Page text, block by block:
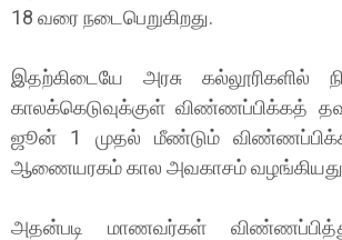
18 வரை நடைபெறுகிறது.
இதற்கிடையே அரசு கல்லூரிகளில்
காலக்கெடுவுக்குள் விண்ணப்பிக்கத்
ஜூன் 1 முதல் மீண்டும்
ஆணையரகம் கால அவகாசம்
அதன்படி மாணவர்கள்